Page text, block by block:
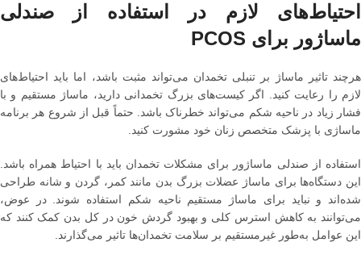
احتیاط‌های لازم در استفاده از صندلی
ماساژور برای PCOS
هرچند تاثیر ماساژ بر تنبلی تخمدان می‌تواند مثبت باشد، اما باید احتیاط‌های
لازم را رعایت کنید. اگر کیست‌های بزرگ تخمدانی دارید، ماساژ مستقیم و با
فشار زیاد در ناحیه شکم می‌تواند خطرناک باشد. حتماً قبل از شروع هر برنامه
ماساژی با پزشک متخصص زنان خود مشورت کنید.
استفاده از صندلی ماساژور برای مشکلات تخمدان باید با احتیاط همراه باشد.
این دستگاه‌ها برای ماساژ عضلات بزرگ بدن مانند کمر، گردن و شانه طراحی
شده‌اند و نباید برای ماساژ مستقیم ناحیه شکم استفاده شوند. در عوض،
می‌توانند به کاهش استرس کلی و بهبود گردش خون در کل بدن کمک کنند که
این عوامل به‌طور غیرمستقیم بر سلامت تخمدان‌ها تاثیر می‌گذارند.